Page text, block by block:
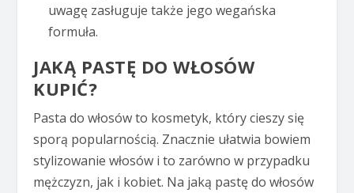
uwagę zasługuje także jego wegańska
formuła.
JAKĄ PASTĘ DO WŁOSÓW
KUPIĆ?
Pasta do włosów to kosmetyk, który cieszy się
sporą popularnością. Znacznie ułatwia bowiem
stylizowanie włosów i to zarówno w przypadku
mężczyzn, jak i kobiet. Na jaką pastę do włosów